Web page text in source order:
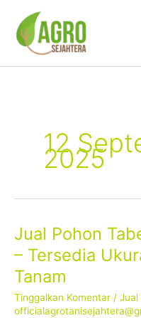
konten
12
2025
Jual Pohon
– Tersedia
Tanam
Tinggalkan Komentar / Jual
Jual
Pohon
Tabebuya
Pink
Balangan
–